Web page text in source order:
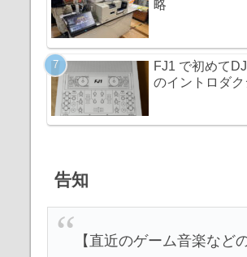
略
FJ1 で初めて
のイントロダ
告知
【直近のゲーム音楽など